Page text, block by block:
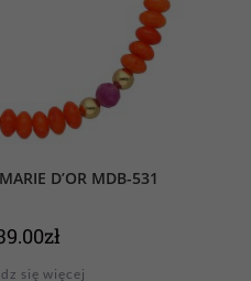
D’OR MDB-531
zł
się więcej